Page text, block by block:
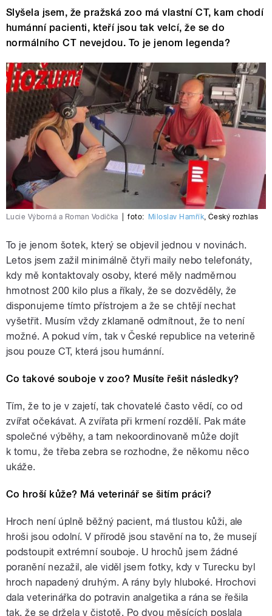
Slyšela jsem, že pražská zoo má vlastní CT, kam chodí
humánní pacienti, kteří jsou tak velcí, že se do
normálního CT nevejdou. To je jenom legenda?
Lucie Výborná a Roman Vodička foto: Miloslav Hamřík Český rozhlas
To je jenom šotek, který se objevil jednou v novinách.
Letos jsem zažil minimálně čtyři maily nebo telefonáty,
kdy mě kontaktovaly osoby, které měly nadměrnou
hmotnost 200 kilo plus a říkaly, že se dozvěděly, že
disponujeme tímto přístrojem a že se chtějí nechat
vyšetřit. Musím vždy zklamaně odmítnout, že to není
možné. A pokud vím, tak v České republice na veterině
jsou pouze CT, která jsou humánní.
Co takové souboje v zoo? Musíte řešit následky?
Tím, že to je v zajetí, tak chovatelé často vědí, co od
zvířat očekávat. A zvířata při krmení rozdělí. Pak máte
společné výběhy, a tam nekoordinovaně může dojít
k tomu, že třeba zebra se rozhodne, že někomu něco
ukáže.
Co hroší kůže? Má veterinář se šitím práci?
Hroch není úplně běžný pacient, má tlustou kůži, ale
hroši jsou odolní. V přírodě jsou stavění na to, že musejí
podstoupit extrémní souboje. U hrochů jsem žádné
poranění nezažil, ale viděl jsem fotky, kdy v Turecku byl
hroch napadený druhým. A rány byly hluboké. Hrochovi
dala veterinářka do potravin analgetika a rána se řešila
tak, že se držela v čistotě. Po dvou měsících poslala